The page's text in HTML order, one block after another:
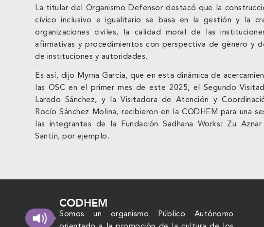
La titular del Organismo Defensor destacó que la
cívico inclusivo e igualitario se basa en la gestión y la
organizaciones civiles, la calidad moral de las
afirmativas y procedimientos con perspectiva de género y
de instituciones y autoridades.
Es así, dijo Myrna García, que en esta dinámica de
las OSC en el primer mes de este 2025, el Segundo
Laredo Sánchez, y la Visitadora de Atención y
Rocío Sánchez Molina, recibieron en la CODHEM para una
las integrantes de la Fundación Sadhana Works: Zu Aznar
Santín, por ejemplo.
CODHEM
Somos un organismo Público Autónomo